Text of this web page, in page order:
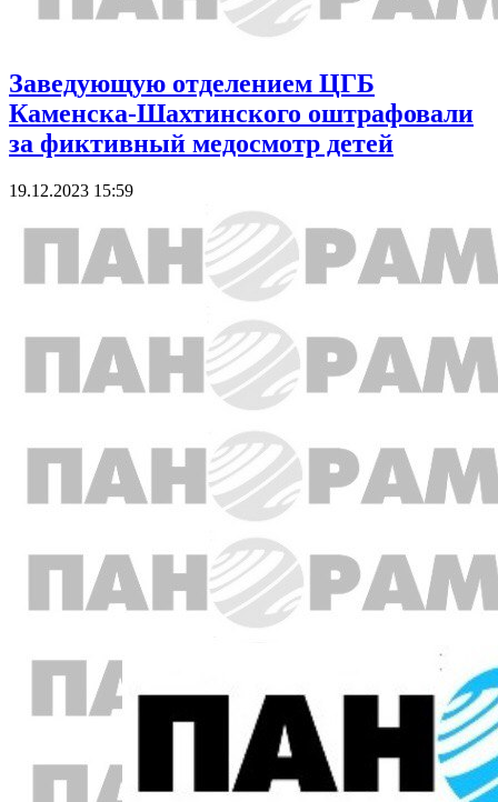
Заведующую отделением ЦГБ
Каменска-Шахтинского оштрафовали
за фиктивный медосмотр детей
19.12.2023 15:59